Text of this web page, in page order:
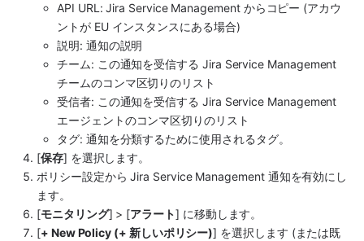
API URL​: Jira Service Management からコピー (アカウ
ントが EU インスタンスにある場合)
説明​: 通知の説明
チーム​: この通知を受信する Jira Service Management
チームのコンマ区切りのリスト
受信者​: この通知を受信する Jira Service Management
エージェントのコンマ区切りのリスト
タグ: 通知を分類するために使用されるタグ。
[保存] を選択します。
ポリシー設定から Jira Service Management 通知を有効にし
ます。
​[モニタリング]​ > [アラート]​ に移動します。
​[+ New Policy (+ 新しいポリシー)]​ を選択します (または既